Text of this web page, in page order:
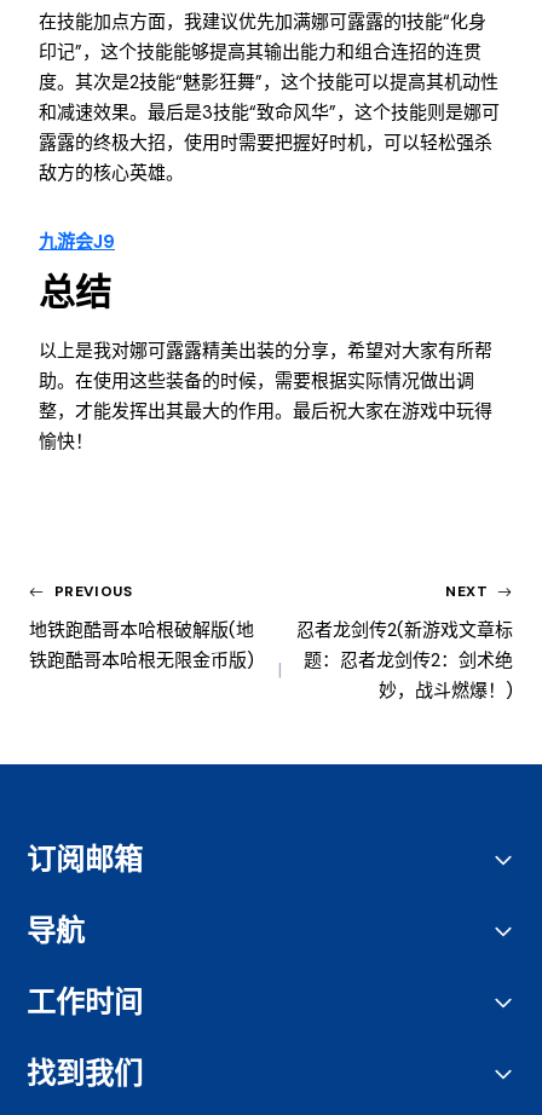
在技能加点方面，我建议优先加满娜可露露的1技能“化身
印记”，这个技能能够提高其输出能力和组合连招的连贯
度。其次是2技能“魅影狂舞”，这个技能可以提高其机动性
和减速效果。最后是3技能“致命风华”，这个技能则是娜可
露露的终极大招，使用时需要把握好时机，可以轻松强杀
敌方的核心英雄。
九游会J9
总结
以上是我对娜可露露精美出装的分享，希望对大家有所帮
助。在使用这些装备的时候，需要根据实际情况做出调
整，才能发挥出其最大的作用。最后祝大家在游戏中玩得
愉快！
PREVIOUS
地铁跑酷哥本哈根破解版(地
铁跑酷哥本哈根无限金币版)
NEXT
忍者龙剑传2(新游戏文章标
题：忍者龙剑传2：剑术绝
妙，战斗燃爆！)
订阅邮箱
导航
工作时间
找到我们